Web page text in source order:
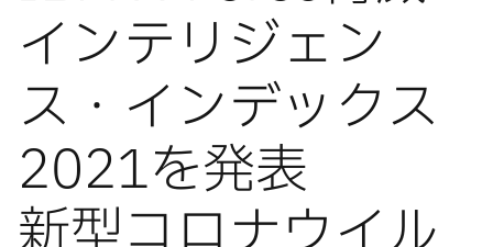
インテリジェン
ス・インデックス
2021を発表